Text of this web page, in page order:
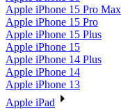
Apple iPhone 15 Pro Max
Apple iPhone 15 Pro
Apple iPhone 15 Plus
Apple iPhone 15
Apple iPhone 14 Plus
Apple iPhone 14
Apple iPhone 13
Apple iPad